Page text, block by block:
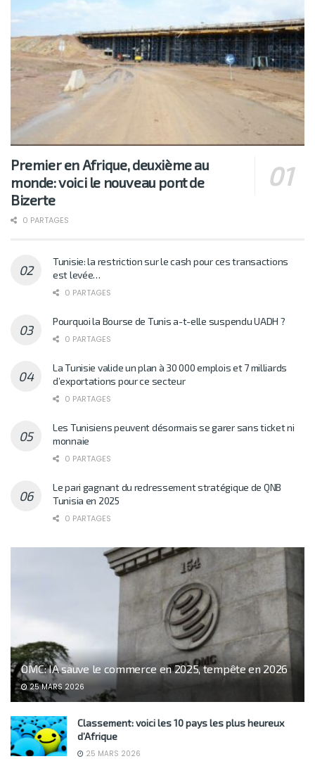
Premier en Afrique, deuxième au
monde: voici le nouveau pont de
Bizerte
0 PARTAGES
Tunisie: la restriction sur le cash pour ces transactions
est levée…
0 PARTAGES
Pourquoi la Bourse de Tunis a-t-elle suspendu UADH ?
0 PARTAGES
La Tunisie valide un plan à 30 000 emplois et 7 milliards
d’exportations pour ce secteur
0 PARTAGES
Les Tunisiens peuvent désormais se garer sans ticket ni
monnaie
0 PARTAGES
Le pari gagnant du redressement stratégique de QNB
Tunisia en 2025
0 PARTAGES
OMC: IA sauve le commerce en 2025, tempête en 2026
25 MARS 2026
Classement: voici les 10 pays les plus heureux
d’Afrique
25 MARS 2026